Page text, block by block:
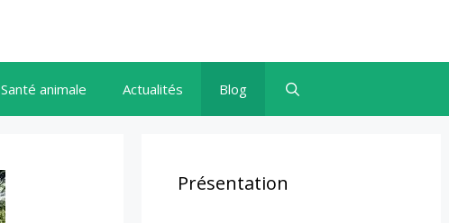
Santé animale Actualités Blog
Présentation